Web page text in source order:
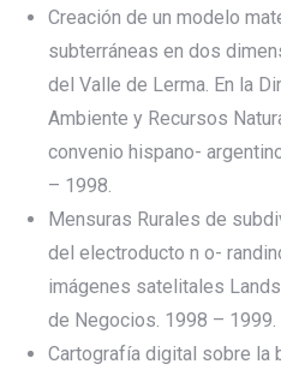
Creación de un modelo
subterráneas en dos
del Valle de Lerma. En la
Ambiente y Recursos
convenio hispano-
– 1998.
Mensuras Rurales de
del electroducto n o-
imágenes satelitales
de Negocios. 1998 – 1999.
Cartografía digital sobre la